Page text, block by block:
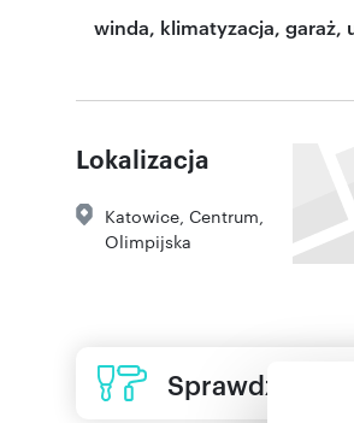
winda, klimatyzacja, garaż,
Lokalizacja
Katowice, Centrum,
Olimpijska
Sprawdź